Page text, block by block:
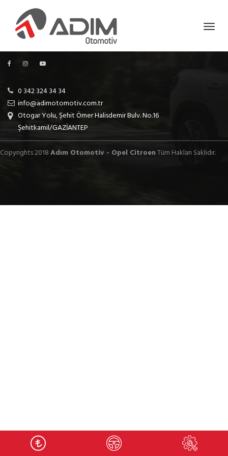
0 342 324 34 34
info@adimotomotiv.com.tr
Otogar Yolu, Şehit Ömer Halisdemir Bulv. No.16
Şehitkamil/GAZİANTEP
Copyrights 2018Adım Otomotiv - Opel CitroenTüm Hakları Saklıdır.